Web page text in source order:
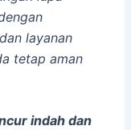
layanan
tetap aman
indah dan